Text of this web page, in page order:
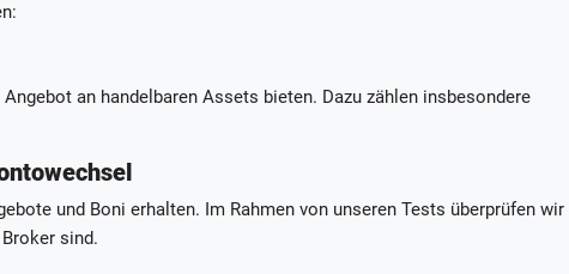
an handelbaren Assets bieten. Dazu zählen insbesondere
und Boni erhalten. Im Rahmen von unseren Tests überprüfen wir
sind.